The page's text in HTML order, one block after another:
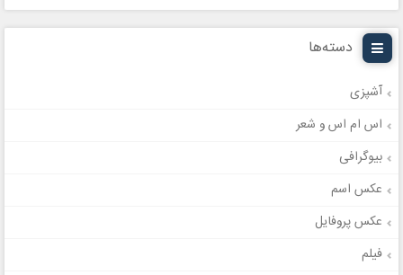
دسته‌ها
آشپزی
اس ام اس و شعر
بیوگرافی
عکس اسم
عکس پروفایل
فیلم